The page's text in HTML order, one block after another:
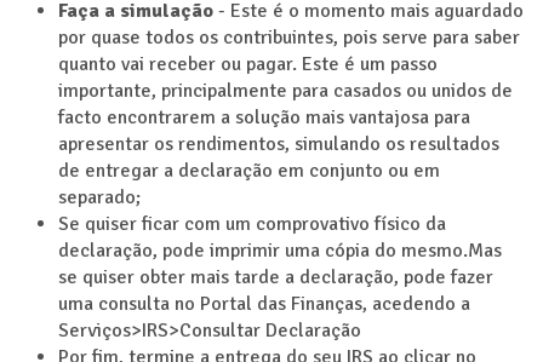
Faça a simulação - Este é o momento mais aguardado
por quase todos os contribuintes, pois serve para saber
quanto vai receber ou pagar. Este é um passo
importante, principalmente para casados ou unidos de
facto encontrarem a solução mais vantajosa para
apresentar os rendimentos, simulando os resultados
de entregar a declaração em conjunto ou em
separado;
Se quiser ficar com um comprovativo físico da
declaração, pode imprimir uma cópia do mesmo.Mas
se quiser obter mais tarde a declaração, pode fazer
uma consulta no Portal das Finanças, acedendo a
Serviços>IRS>Consultar Declaração
Por fim, termine a entrega do seu IRS ao clicar no